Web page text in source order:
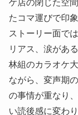
ケ店の閉じた空
たコマ運びで印
ストーリー面で
リアス、涙があ
林組のカラオケ
ながら、変声期
の事情が重なり
い読後感に変わり